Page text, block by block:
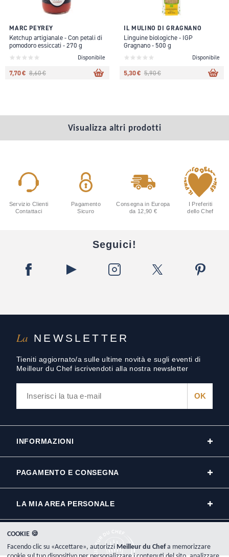
MARC PEYREY
Ketchup artigianale - Con petali di
pomodoro essiccati - 270 g
Disponibile
7,70 € 8,60 €
IL MULINO DI GRAGNANO
Linguine biologiche - IGP
Gragnano - 500 g
Disponibile
5,30 € 5,90 €
Visualizza altri prodotti
La NEWSLETTER
Tieniti aggiornato/a sulle ultime novità e sugli eventi di
Meilleur du Chef iscrivendoti alla nostra newsletter
Servizio Clienti
Contattaci
Pagamento
Sicuro
Consegna in Europa
da 12,90 €
I Preferiti
dello Chef
Seguici!
INFORMAZIONI
PAGAMENTO E CONSEGNA
LA MIA AREA PERSONALE
COOKIE 🍪
Facendo clic su «Accettare», autorizzi Meilleur du Chefa memorizzare